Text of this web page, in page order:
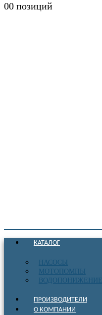
00 позиций
КАТАЛОГ
НАСОСЫ
МОТОПОМПЫ
ВОДОПОНИЖЕНИЕ
ПРОИЗВОДИТЕЛИ
О КОМПАНИИ